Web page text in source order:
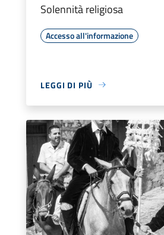
Solennità religiosa
Accesso all'informazione
LEGGI DI PIÙ